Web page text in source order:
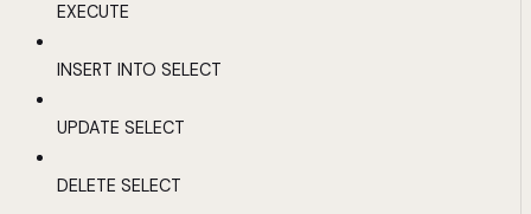
EXECUTE
INSERT INTO SELECT
UPDATE SELECT
DELETE SELECT